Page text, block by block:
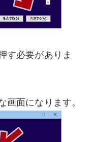
す必要がありま
画面になります。